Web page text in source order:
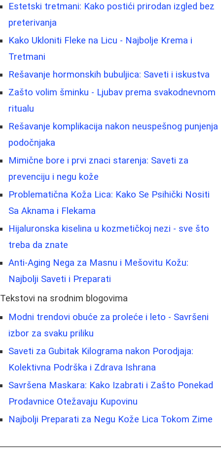
Estetski tretmani: Kako postići prirodan izgled bez
preterivanja
Kako Ukloniti Fleke na Licu - Najbolje Krema i
Tretmani
Rešavanje hormonskih bubuljica: Saveti i iskustva
Zašto volim šminku - Ljubav prema svakodnevnom
ritualu
Rešavanje komplikacija nakon neuspešnog punjenja
podočnjaka
Mimične bore i prvi znaci starenja: Saveti za
prevenciju i negu kože
Problematična Koža Lica: Kako Se Psihički Nositi
Sa Aknama i Flekama
Hijaluronska kiselina u kozmetičkoj nezi - sve što
treba da znate
Anti-Aging Nega za Masnu i Mešovitu Kožu:
Najbolji Saveti i Preparati
Tekstovi na srodnim blogovima
Modni trendovi obuće za proleće i leto - Savršeni
izbor za svaku priliku
Saveti za Gubitak Kilograma nakon Porodjaja:
Kolektivna Podrška i Zdrava Ishrana
Savršena Maskara: Kako Izabrati i Zašto Ponekad
Prodavnice Otežavaju Kupovinu
Najbolji Preparati za Negu Kože Lica Tokom Zime